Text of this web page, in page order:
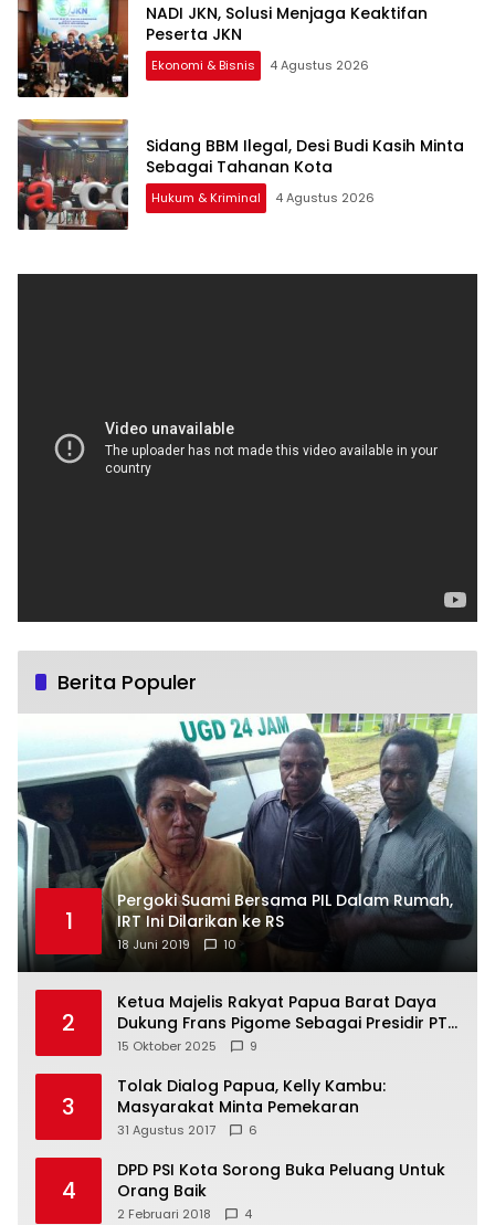
NADI JKN, Solusi Menjaga Keaktifan
Peserta JKN
Ekonomi & Bisnis 4 Agustus 2026
Sidang BBM Ilegal, Desi Budi Kasih Minta
Sebagai Tahanan Kota
Hukum & Kriminal 4 Agustus 2026
Berita Populer
1
Pergoki Suami Bersama PIL Dalam Rumah,
IRT Ini Dilarikan ke RS
18 Juni 2019 10
2
Ketua Majelis Rakyat Papua Barat Daya
Dukung Frans Pigome Sebagai Presidir PT
Freeport Indonesia
15 Oktober 2025 9
3
Tolak Dialog Papua, Kelly Kambu:
Masyarakat Minta Pemekaran
31 Agustus 2017 6
4
DPD PSI Kota Sorong Buka Peluang Untuk
Orang Baik
2 Februari 2018 4